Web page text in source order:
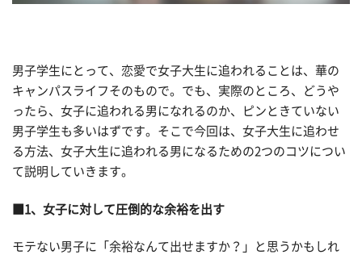
男子学生にとって、恋愛で女子大生に追われることは、華の
キャンパスライフそのもので。でも、実際のところ、どうや
ったら、女子に追われる男になれるのか、ピンときていない
男子学生も多いはずです。そこで今回は、女子大生に追わせ
る方法、女子大生に追われる男になるための2つのコツについ
て説明していきます。
■1、女子に対して圧倒的な余裕を出す
モテない男子に「余裕なんて出せますか？」と思うかもしれ